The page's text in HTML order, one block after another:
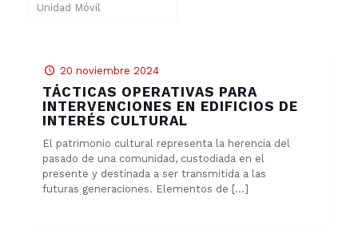
Unidad Móvil
20 noviembre 2024
TÁCTICAS OPERATIVAS PARA
INTERVENCIONES EN EDIFICIOS DE
INTERÉS CULTURAL
El patrimonio cultural representa la herencia del
pasado de una comunidad, custodiada en el
presente y destinada a ser transmitida a las
futuras generaciones. Elementos de […]